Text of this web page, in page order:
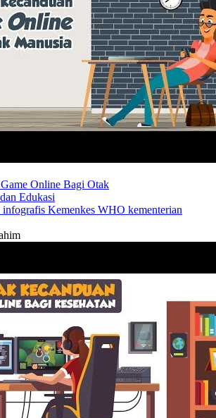
Online Bagi Otak
Edukasi
infografis Kemenkes WHO kementerian